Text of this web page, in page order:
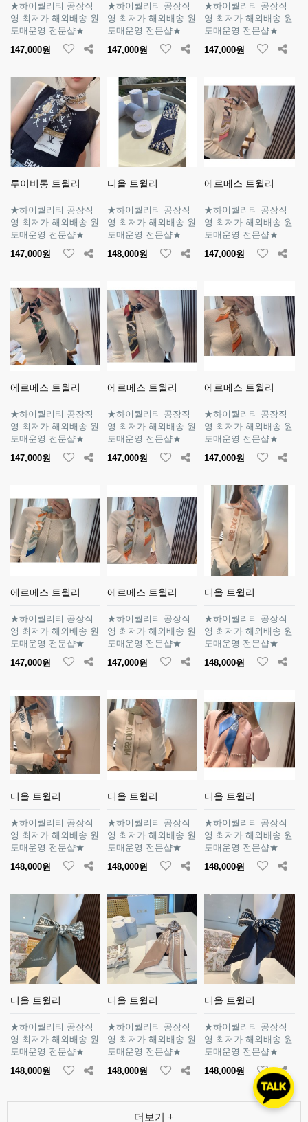
★하이퀄리티 공장직
영 최저가 해외배송 원
도매운영 전문샵★
147,000원
★하이퀄리티 공장직
영 최저가 해외배송 원
도매운영 전문샵★
147,000원
★하이퀄리티 공장직
영 최저가 해외배송 원
도매운영 전문샵★
147,000원
루이비통 트윌리
★하이퀄리티 공장직
영 최저가 해외배송 원
도매운영 전문샵★
147,000원
디올 트윌리
★하이퀄리티 공장직
영 최저가 해외배송 원
도매운영 전문샵★
148,000원
에르메스 트윌리
★하이퀄리티 공장직
영 최저가 해외배송 원
도매운영 전문샵★
147,000원
에르메스 트윌리
★하이퀄리티 공장직
영 최저가 해외배송 원
도매운영 전문샵★
147,000원
에르메스 트윌리
★하이퀄리티 공장직
영 최저가 해외배송 원
도매운영 전문샵★
147,000원
에르메스 트윌리
★하이퀄리티 공장직
영 최저가 해외배송 원
도매운영 전문샵★
147,000원
에르메스 트윌리
★하이퀄리티 공장직
영 최저가 해외배송 원
도매운영 전문샵★
147,000원
에르메스 트윌리
★하이퀄리티 공장직
영 최저가 해외배송 원
도매운영 전문샵★
147,000원
디올 트윌리
★하이퀄리티 공장직
영 최저가 해외배송 원
도매운영 전문샵★
148,000원
디올 트윌리
★하이퀄리티 공장직
영 최저가 해외배송 원
도매운영 전문샵★
148,000원
디올 트윌리
★하이퀄리티 공장직
영 최저가 해외배송 원
도매운영 전문샵★
148,000원
디올 트윌리
★하이퀄리티 공장직
영 최저가 해외배송 원
도매운영 전문샵★
148,000원
디올 트윌리
★하이퀄리티 공장직
영 최저가 해외배송 원
도매운영 전문샵★
148,000원
디올 트윌리
★하이퀄리티 공장직
영 최저가 해외배송 원
도매운영 전문샵★
148,000원
디올 트윌리
★하이퀄리티 공장직
영 최저가 해외배송 원
도매운영 전문샵★
148,000원
더보기 +